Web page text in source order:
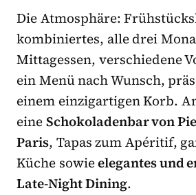
Die Atmosphäre:
kombiniertes, alle drei
Mittagessen, verschiedene
ein Menü nach Wunsch,
einem einzigartigen Korb.
eineSchokoladenbar von
Paris, Tapas zum Apéritif,
Küche sowieelegantes und
Late-Night Dining.